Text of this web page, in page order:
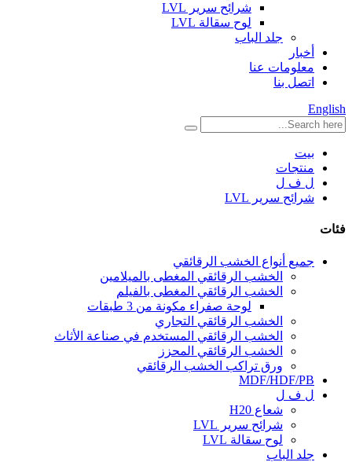
شرائح سرير LVL
لوح سقالة LVL
جلد الباب
أخبار
معلومات عنا
اتصل بنا
English
بيت
منتجات
ل ف ل
شرائح سرير LVL
فئات
جميع أنواع الخشب الرقائقي
الخشب الرقائقي المغطى بالميلامين
الخشب الرقائقي المغطى بالفيلم
لوحة صفراء مكونة من 3 طبقات
الخشب الرقائقي التجاري
الخشب الرقائقي المستخدم في صناعة الأثاث
الخشب الرقائقي المحزز
ورق تراكب الخشب الرقائقي
MDF/HDF/PB
ل ف ل
شعاع H20
شرائح سرير LVL
لوح سقالة LVL
جلد الباب